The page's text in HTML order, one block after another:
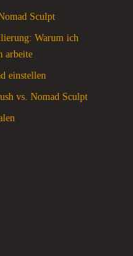
Sculpt
Warum ich
arbeite
einstellen
vs. Nomad Sculpt